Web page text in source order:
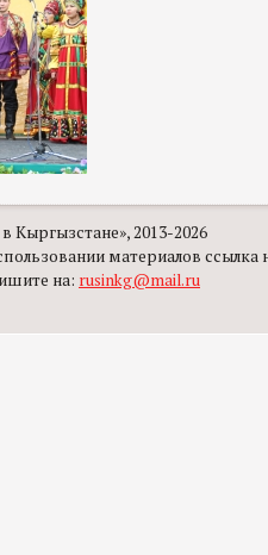
Кыргызстане», 2013-2026
материалов ссылка
на: rusinkg@mail.ru